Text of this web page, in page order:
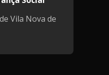
Vila Nova de